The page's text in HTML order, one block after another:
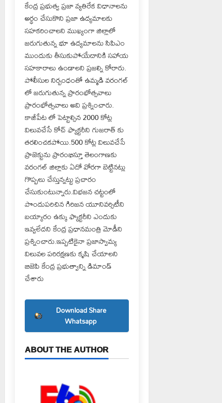
కేంద్ర ప్రభుత్వ ప్రజా వ్యతిరేక విధానాలను
అర్థం చేసుకొని ప్రజా ఉద్యమాలకు
సహకరించాలని ముఖ్యంగా జిల్లాలో
జరుగుతున్న భూ ఉద్యమాలను సిపిఎం
ముందుకు తీసుకుపోయేదానికి సహాయ
సహకారాలు ఉండాలని ప్రజల్ని కోరారు.
పోలీసుల నిర్బంధంతో ఉమ్మడి వరంగల్
లో జరుగుతున్న ప్రారంభోత్సవాలు
ప్రారంభోత్సవాలు అవి ప్రశ్నించారు.
కాజీపేట లో పెట్టాల్సిన 2000 కోట్ల
విలువచేసే కోచ్ ఫ్యాక్టరీని గుజరాత్ కు
తరలించకపోయి.500 కోట్ల విలువచేసే
ప్రాజెక్టును ప్రారంభిస్తూ తెలంగాణకు
వరంగల్ జిల్లాకు ఏదో వోరగా బెట్టినట్లు
గొప్పలు చేస్తున్నట్టు ప్రచారం
చేసుకుంటున్నారు.విభజన చట్టంలో
పొందుపరిచిన గిరిజన యూనివర్సిటీని
బయ్యారం ఉక్కు ఫ్యాక్టరీని ఎందుకు
ఇవ్వలేదని కేంద్ర ప్రధానమంత్రి మోడీని
ప్రశ్నించారు.ఇప్పటికైనా ప్రజాస్వామ్య
విలువల పరిరక్షణకు కృషి చేయాలని
బిజెపి కేంద్ర ప్రభుత్వాన్ని డిమాండ్
చేశారు
Download Share
Whatsapp
ABOUT THE AUTHOR